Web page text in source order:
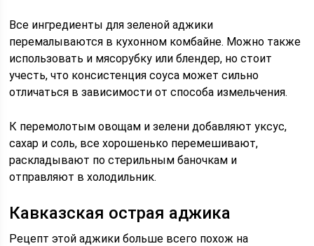
Все ингредиенты для зеленой аджики
перемалываются в кухонном комбайне. Можно также
использовать и мясорубку или блендер, но стоит
учесть, что консистенция соуса может сильно
отличаться в зависимости от способа измельчения.
К перемолотым овощам и зелени добавляют уксус,
сахар и соль, все хорошенько перемешивают,
раскладывают по стерильным баночкам и
отправляют в холодильник.
Кавказская острая аджика
Рецепт этой аджики больше всего похож на